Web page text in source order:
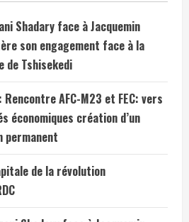
Shadary face à Jacquemin
son engagement face à la
de Tshisekedi
Rencontre AFC-M23 et FEC: vers
économiques création d’un
permanent
de la révolution